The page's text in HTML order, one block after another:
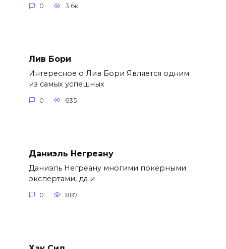
0 3.6к.
Лив Бори
Интересное о Лив Бори Является одним
из самых успешных
0 635
Даниэль Негреану
Даниэль Негреану многими покерными
экспертами, да и
0 887